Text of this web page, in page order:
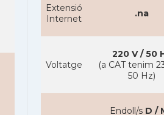
Extensió
Internet
.na
Voltatge
220 V / 50
(a CAT tenim
50 Hz)
Endoll/s D /